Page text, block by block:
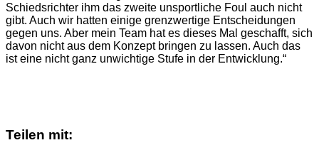
Schiedsrichter ihm das zweite unsportliche Foul auch nicht
gibt. Auch wir hatten einige grenzwertige Entscheidungen
gegen uns. Aber mein Team hat es dieses Mal geschafft, sich
davon nicht aus dem Konzept bringen zu lassen. Auch das
ist eine nicht ganz unwichtige Stufe in der Entwicklung.“
Teilen mit: